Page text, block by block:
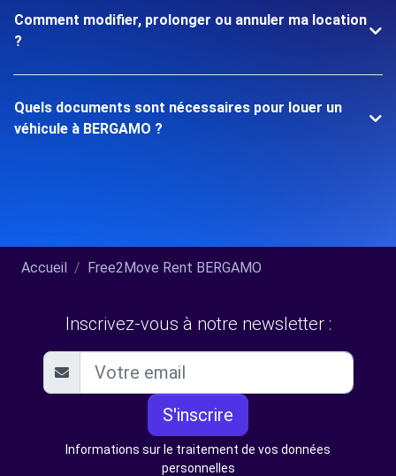
Comment modifier, prolonger ou annuler ma location
?
Quels documents sont nécessaires pour louer un
véhicule à BERGAMO ?
Accueil Free2Move Rent BERGAMO
Inscrivez-vous à notre newsletter :
S'inscrire
Informations sur le traitement de vos données
personnelles